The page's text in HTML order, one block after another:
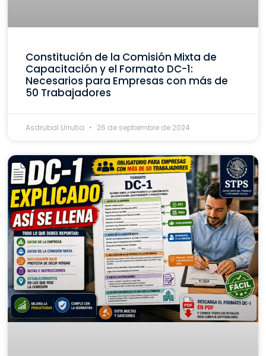
Constitución de la Comisión Mixta de
Capacitación y el Formato DC-1:
Necesarios para Empresas con más de
50 Trabajadores
Asdrubal Urrutia 26 de septiembre de 2024